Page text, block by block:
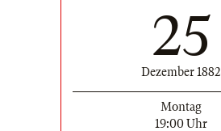
25
Dezember 1882
Montag
19:00 Uhr